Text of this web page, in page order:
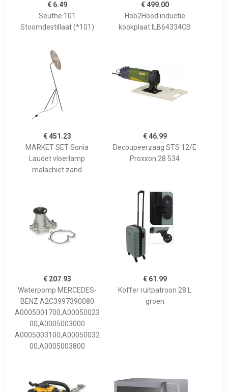
€ 6.49
Seuthe 101
Stoomdestillaat (*101)
€ 499.00
Hob2Hood inductie
kookplaat ILB64334CB
€ 451.23
MARKET SET Sonia
Laudet vloerlamp
malachiet zand
€ 46.99
Decoupeerzaag STS 12/E
Proxxon 28 534
€ 207.93
Waterpomp MERCEDES-
BENZ A2C3997390080
A0005001700,A00050023
00,A0005003000
A0005003100,A00050032
00,A0005003800
€ 61.99
Koffer ruitpatroon 28 L
groen